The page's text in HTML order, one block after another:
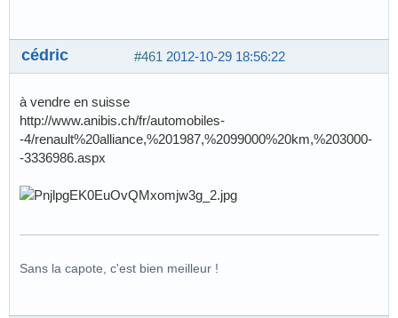
#461 2012-10-29 18:56:22
cédric
à vendre en suisse
http://www.anibis.ch/fr/automobiles-
-4/renault%20alliance,%201987,%2099000%20km,%203000-
-3336986.aspx
Sans la capote, c'est bien meilleur !